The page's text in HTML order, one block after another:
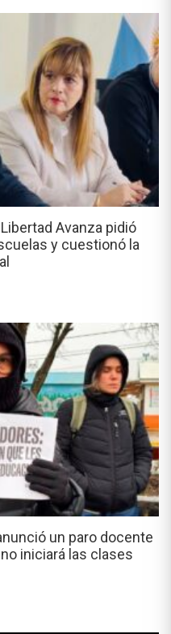
Libertad Avanza pidió
y cuestionó la
un paro docente
iniciará las clases